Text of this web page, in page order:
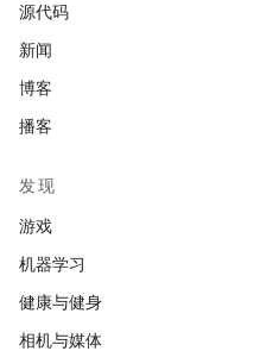
源代码
新闻
博客
播客
发现
游戏
机器学习
健康与健身
相机与媒体